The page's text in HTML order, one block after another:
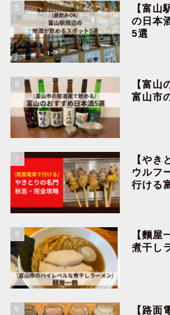
5
【富山
の日本
5選
6
【富山
富山市
7
【やき
ウルフ
行ける
8
【麵屋
煮干し
9 【路面